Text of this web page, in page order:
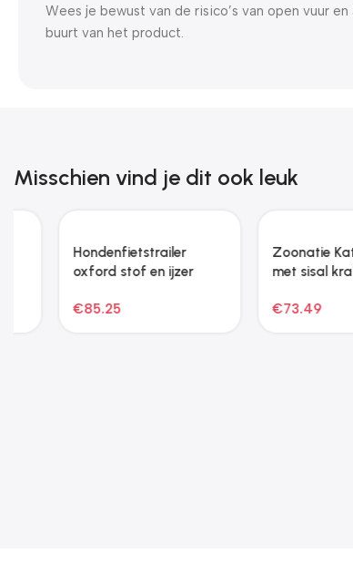
Wees je bewust van de risico’s van open vuur
buurt van het product.
Misschien vind je dit ook leuk
Hondenfietstrailer
oxford stof en ijzer
85.25
Zoonatie
met sisal
73.49